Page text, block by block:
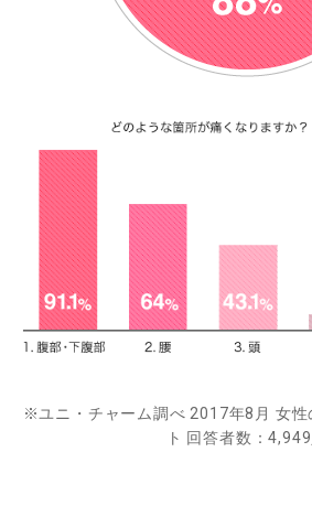
※ユニ・チャーム調べ 2017年8月 女性
ト 回答者数：4,949